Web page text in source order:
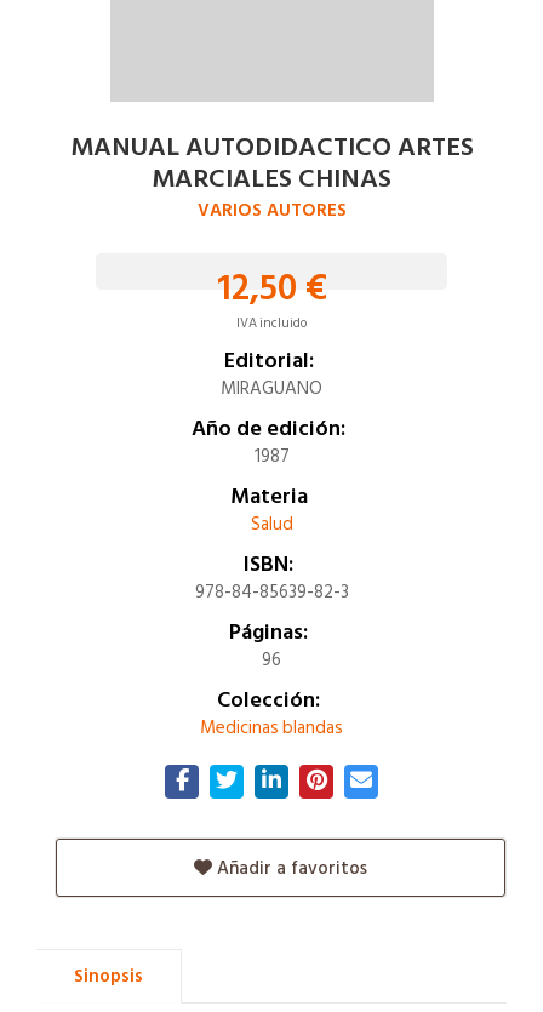
MANUAL AUTODIDACTICO ARTES
MARCIALES CHINAS
VARIOS AUTORES
12,50 €
IVA incluido
Editorial:
MIRAGUANO
Año de edición:
1987
Materia
Salud
ISBN:
978-84-85639-82-3
Páginas:
96
Colección:
Medicinas blandas
Añadir a favoritos
Sinopsis